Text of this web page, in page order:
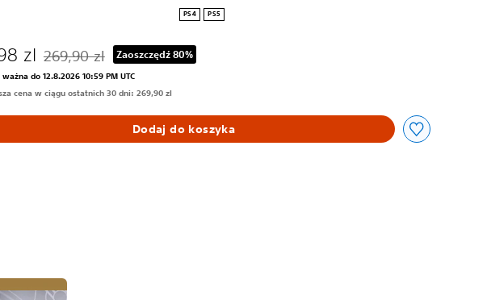
PS4 PS5
zl Zastosowano zniżkę z oryginalnej ceny wynoszącej 269,90 zl
269,90 zl Zaoszczędź 80%
do 12.8.2026 10:59 PM UTC
cena w ciągu ostatnich 30 dni: 269,90 zl
Dodaj do koszyka